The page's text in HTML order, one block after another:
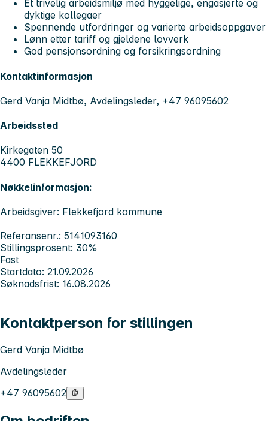
Et trivelig arbeidsmiljø med hyggelige, engasjerte og
dyktige kollegaer
Spennende utfordringer og varierte arbeidsoppgaver
Lønn etter tariff og gjeldene lovverk
God pensjonsordning og forsikringsordning
Kontaktinformasjon
Gerd Vanja Midtbø, Avdelingsleder, +47 96095602
Arbeidssted
Kirkegaten 50
4400 FLEKKEFJORD
Nøkkelinformasjon:
Arbeidsgiver: Flekkefjord kommune
Referansenr.: 5141093160
Stillingsprosent: 30%
Fast
Startdato: 21.09.2026
Søknadsfrist: 16.08.2026
Kontaktperson for stillingen
Gerd Vanja Midtbø
Avdelingsleder
+47 96095602